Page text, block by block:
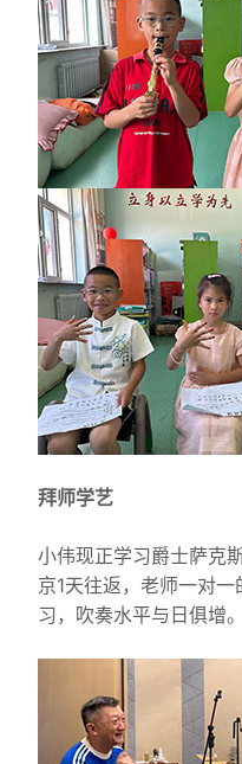
拜师学艺
小伟现正学习爵士萨克
京1天往返，老师一对
习，吹奏水平与日俱增。